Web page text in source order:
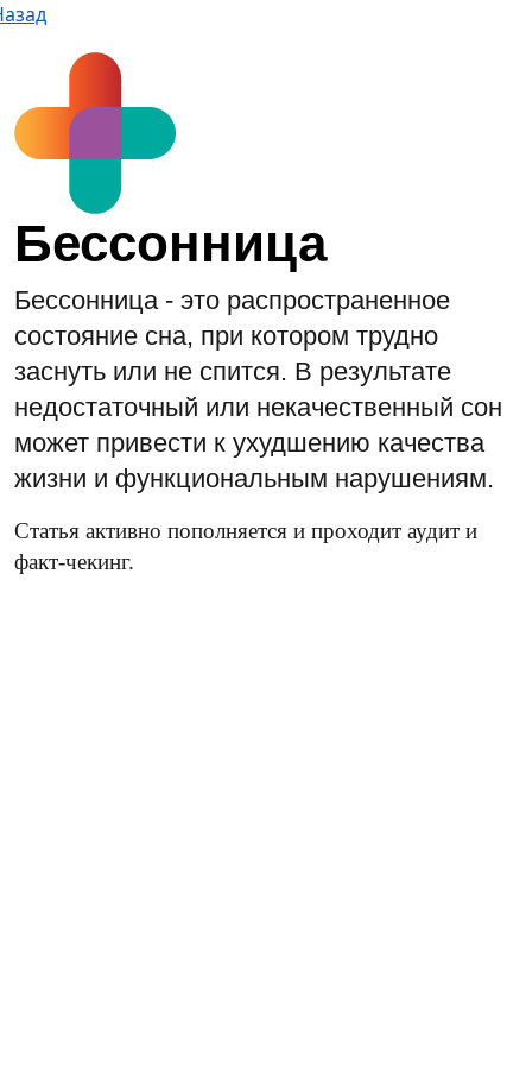
Бессонница
Бессонница - это распространенное
состояние сна, при котором трудно
заснуть или не спится. В результате
недостаточный или некачественный сон
может привести к ухудшению качества
жизни и функциональным нарушениям.
Статья активно пополняется и проходит аудит и
факт-чекинг.